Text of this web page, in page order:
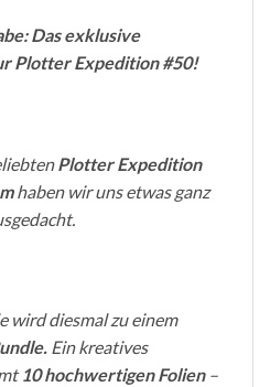
Das exklusive
Plotter Expedition #50!
Plotter Expedition
haben wir uns etwas ganz
wird diesmal zu einem
Ein kreatives
10 hochwertigen Folien–